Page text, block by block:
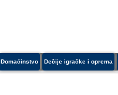
Domaćinstvo Dečije igračke i oprema